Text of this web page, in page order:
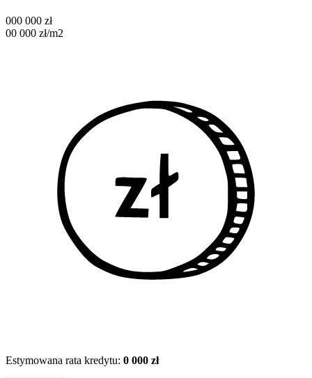
000 000 zł
00 000 zł/m2
Estymowana rata kredytu: 0 000 zł